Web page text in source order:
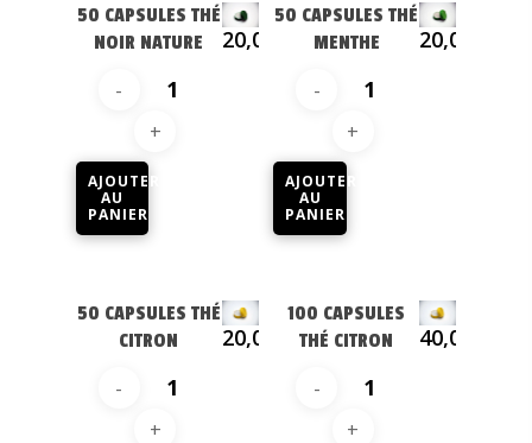
20,05
50 CAPSULES THÉ
NOIR NATURE
AJOUTER
AU
PANIER
20,05
50 CAPSULES THÉ
MENTHE
AJOUTER
AU
PANIER
20,05
50 CAPSULES THÉ
CITRON
40,09
100 CAPSULES
THÉ CITRON
Capsules café
Capsules thé
Professionnel
Charly II Noire
Charly II Chrome
Accessoires
Nos revendeurs
Contact